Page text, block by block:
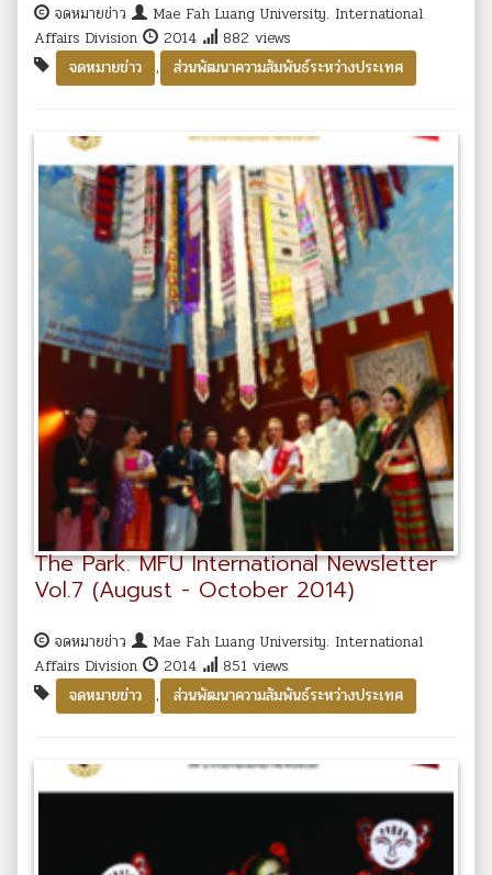
จดหมายข่าว
Mae Fah Luang University. International
Affairs Division
2014
882 views
จดหมายข่าว
, ส่วนพัฒนาความสัมพันธ์ระหว่างประเทศ
The Park. MFU International Newsletter
Vol.7 (August - October 2014)
จดหมายข่าว
Mae Fah Luang University. International
Affairs Division
2014
851 views
จดหมายข่าว
, ส่วนพัฒนาความสัมพันธ์ระหว่างประเทศ